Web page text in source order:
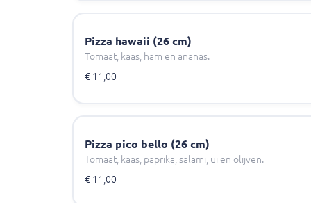
Pizza hawaii (26 cm)
Tomaat, kaas, ham en ananas.
€ 11,00
Pizza pico bello (26 cm)
Tomaat, kaas, paprika, salami, ui en olijven.
€ 11,00